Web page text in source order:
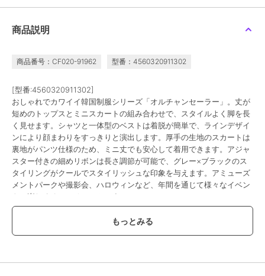
商品説明
商品番号：CF020-91962 型番：4560320911302
[型番:4560320911302]
おしゃれでカワイイ韓国制服シリーズ「オルチャンセーラー」。丈が
短めのトップスとミニスカートの組み合わせで、スタイルよく脚を長
く見せます。シャツと一体型のベストは着脱が簡単で、ラインデザイ
ンにより顔まわりをすっきりと演出します。厚手の生地のスカートは
裏地がパンツ仕様のため、ミニ丈でも安心して着用できます。アジャ
スター付きの細めリボンは長さ調節が可能で、グレー×ブラックのス
タイリングがクールでスタイリッシュな印象を与えます。アミューズ
メントパークや撮影会、ハロウィンなど、年間を通じて様々なイベン
トで楽しめるコスチュームです。
ブランド クリアストーン